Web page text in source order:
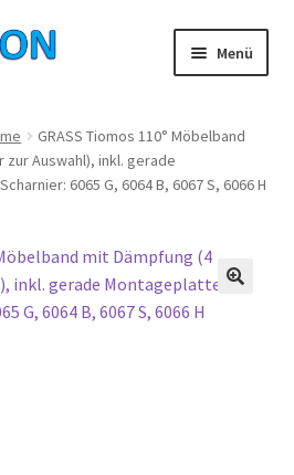
Menü
GRASS Tiomos 110° Möbelband
Auswahl), inkl. gerade
6065 G, 6064 B, 6067 S, 6066 H